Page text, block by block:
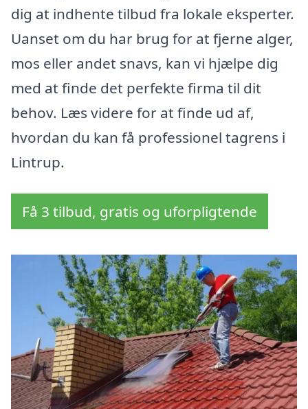
dig at indhente tilbud fra lokale eksperter.
Uanset om du har brug for at fjerne alger,
mos eller andet snavs, kan vi hjælpe dig
med at finde det perfekte firma til dit
behov. Læs videre for at finde ud af,
hvordan du kan få professionel tagrens i
Lintrup.
Få 3 tilbud, gratis og uforpligtende